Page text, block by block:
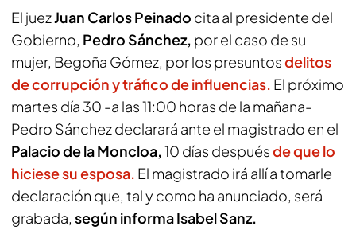
El juezJuan Carlos Peinado cita al presidente del
Gobierno, Pedro Sánchez, por el caso de su
mujer, Begoña Gómez, por los presuntosdelitos
de corrupción y tráfico de influencias. El próximo
martes día 30 -a las 11:00 horas de la mañana-
Pedro Sánchez declarará ante el magistrado en el
Palacio de la Moncloa,10 días despuésde que lo
hiciese su esposa. El magistrado irá allí a tomarle
declaración que, tal y como ha anunciado, será
grabada, según informa Isabel Sanz.